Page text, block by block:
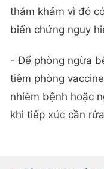
thăm khám vì đó
biến chứng nguy
- Để phòng ngừa
tiêm phòng
nhiễm bệnh hoặc
khi tiếp xúc cần